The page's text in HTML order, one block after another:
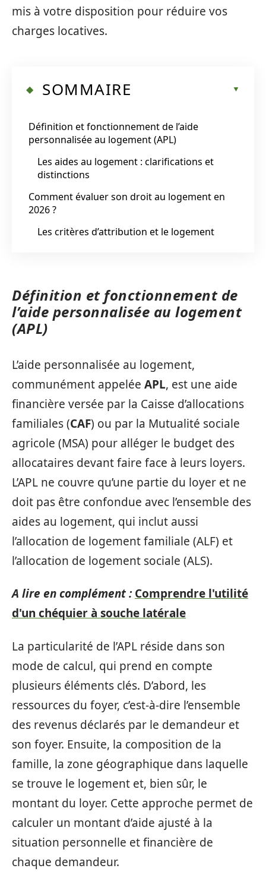
mis à votre disposition pour réduire vos
charges locatives.
SOMMAIRE
Définition et fonctionnement de l’aide
personnalisée au logement (APL)
Les aides au logement : clarifications et
distinctions
Comment évaluer son droit au logement en
2026 ?
Les critères d’attribution et le logement
Définition et fonctionnement de
l’aide personnalisée au logement
(APL)
L’aide personnalisée au logement,
communément appelée APL, est une aide
financière versée par la Caisse d’allocations
familiales (CAF) ou par la Mutualité sociale
agricole (MSA) pour alléger le budget des
allocataires devant faire face à leurs loyers.
L’APL ne couvre qu’une partie du loyer et ne
doit pas être confondue avec l’ensemble des
aides au logement, qui inclut aussi
l’allocation de logement familiale (ALF) et
l’allocation de logement sociale (ALS).
A lire en complément : Comprendre l'utilité
d'un chéquier à souche latérale
La particularité de l’APL réside dans son
mode de calcul, qui prend en compte
plusieurs éléments clés. D’abord, les
ressources du foyer, c’est-à-dire l’ensemble
des revenus déclarés par le demandeur et
son foyer. Ensuite, la composition de la
famille, la zone géographique dans laquelle
se trouve le logement et, bien sûr, le
montant du loyer. Cette approche permet de
calculer un montant d’aide ajusté à la
situation personnelle et financière de
chaque demandeur.